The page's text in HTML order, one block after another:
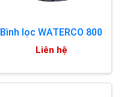
Bình lọc WATERCO 800
Liên hệ